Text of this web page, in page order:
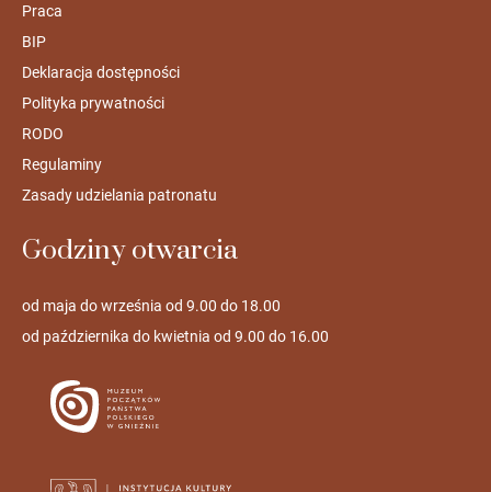
Praca
BIP
Deklaracja dostępności
Polityka prywatności
RODO
Regulaminy
Zasady udzielania patronatu
Godziny otwarcia
od maja do września od 9.00 do 18.00
od października do kwietnia od 9.00 do 16.00